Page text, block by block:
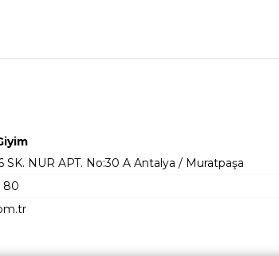
SK. NUR APT. No:30 A Antalya / Muratpaşa
80